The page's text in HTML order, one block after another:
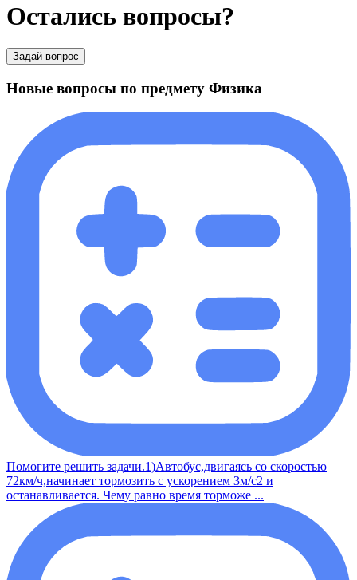
Остались вопросы?
Задай вопрос
Новые вопросы по предмету Физика
Помогите решить задачи.1)Автобус,двигаясь со скоростью
72км/ч,начинает тормозить с ускорением 3м/с2 и
останавливается. Чему равно время торможе ...